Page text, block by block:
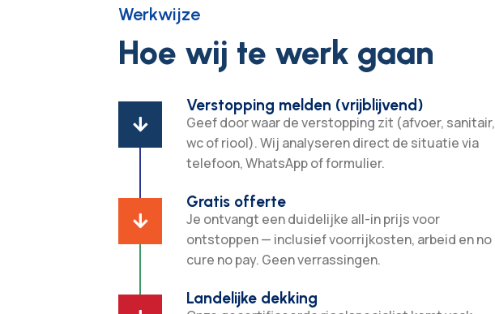
Werkwijze
Hoe wij te werk gaan

Verstopping melden (vrijblijvend)
Geef door waar de verstopping zit (afvoer, sanitair,
wc of riool). Wij analyseren direct de situatie via
telefoon, WhatsApp of formulier.

Gratis offerte
Je ontvangt een duidelijke all-in prijs voor
ontstoppen — inclusief voorrijkosten, arbeid en no
cure no pay. Geen verrassingen.
Landelijke dekking